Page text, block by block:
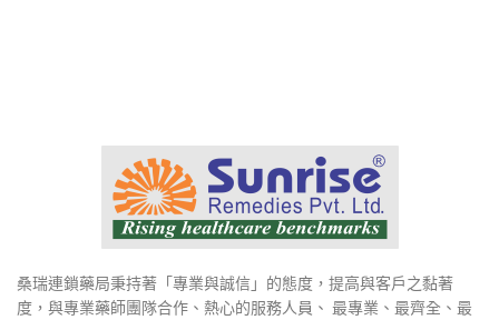
桑瑞連鎖藥局秉持著「專業與誠信」的態度，提高與客戶之黏著
度，與專業藥師團隊合作、熱心的服務人員、 最專業、最齊全、最